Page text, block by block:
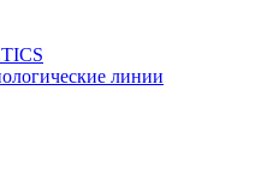
линии